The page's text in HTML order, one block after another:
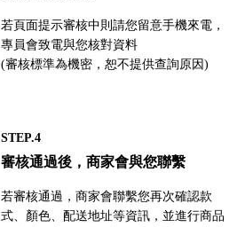
若頁面提示審核中則請您留意手機來電，
專員會致電與您核對資料
(審核標準為機密，恕不提供查詢原因)
STEP.4
審核通過後，商家會與您聯繫
若審核通過，商家會聯繫您再次確認款
式、顏色、配送地址等資訊，並進行商品